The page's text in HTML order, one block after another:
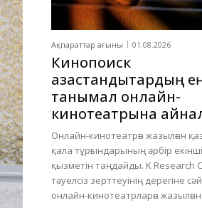
Ақпараттар ағыны 01.08.2026
Кинопоиск
қазақстандықтардың
танымал онлайн-
кинотеатрына
Онлайн-кинотеатрға жазылған
қала тұрғындарының әрбір
қызметін таңдайды. K Research
тәуелсіз зерттеуінің дерегіне
онлайн-кинотеатрларға